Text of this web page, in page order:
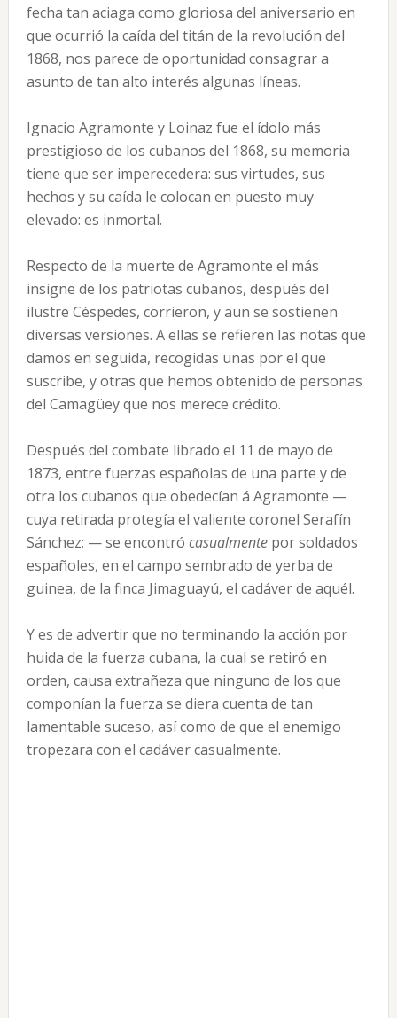
fecha tan aciaga como gloriosa del aniversario en
que ocurrió la caída del titán de la revolución del
1868, nos parece de oportunidad consagrar a
asunto de tan alto interés algunas líneas.
Ignacio Agramonte y Loinaz fue el ídolo más
prestigioso de los cubanos del 1868, su memoria
tiene que ser imperecedera: sus virtudes, sus
hechos y su caída le colocan en puesto muy
elevado: es inmortal.
Respecto de la muerte de Agramonte el más
insigne de los patriotas cubanos, después del
ilustre Céspedes, corrieron, y aun se sostienen
diversas versiones. A ellas se refieren las notas que
damos en seguida, recogidas unas por el que
suscribe, y otras que hemos obtenido de personas
del Camagüey que nos merece crédito.
Después del combate librado el 11 de mayo de
1873, entre fuerzas españolas de una parte y de
otra los cubanos que obedecían á Agramonte —
cuya retirada protegía el valiente coronel Serafín
Sánchez; — se encontró casualmentepor soldados
españoles, en el campo sembrado de yerba de
guinea, de la finca Jimaguayú, el cadáver de aquél.
Y es de advertir que no terminando la acción por
huida de la fuerza cubana, la cual se retiró en
orden, causa extrañeza que ninguno de los que
componían la fuerza se diera cuenta de tan
lamentable suceso, así como de que el enemigo
tropezara con el cadáver casualmente.